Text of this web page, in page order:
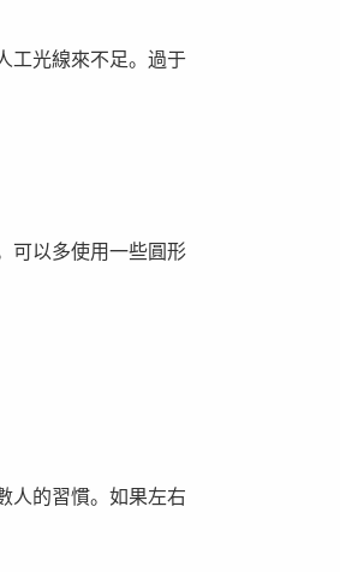
工光線來不足。過于
可以多使用一些圓形
人的習慣。如果左右